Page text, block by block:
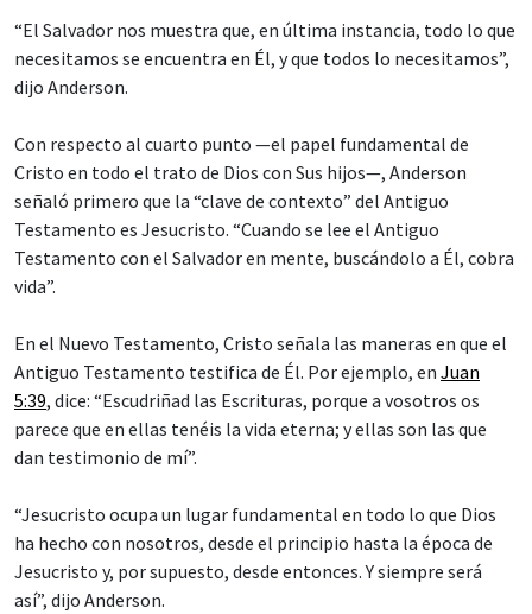
“El Salvador nos muestra que, en última instancia, todo lo que
necesitamos se encuentra en Él, y que todos lo necesitamos”,
dijo Anderson.
Con respecto al cuarto punto —el papel fundamental de
Cristo en todo el trato de Dios con Sus hijos—, Anderson
señaló primero que la “clave de contexto” del Antiguo
Testamento es Jesucristo. “Cuando se lee el Antiguo
Testamento con el Salvador en mente, buscándolo a Él, cobra
vida”.
En el Nuevo Testamento, Cristo señala las maneras en que el
Antiguo Testamento testifica de Él. Por ejemplo, en Juan
5:39, dice: “Escudriñad las Escrituras, porque a vosotros os
parece que en ellas tenéis la vida eterna; y ellas son las que
dan testimonio de mí”.
“Jesucristo ocupa un lugar fundamental en todo lo que Dios
ha hecho con nosotros, desde el principio hasta la época de
Jesucristo y, por supuesto, desde entonces. Y siempre será
así”, dijo Anderson.